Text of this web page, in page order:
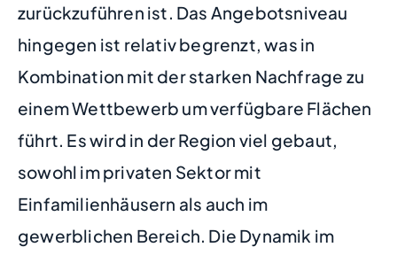
zurückzuführen ist. Das Angebotsniveau
hingegen ist relativ begrenzt, was in
Kombination mit der starken Nachfrage zu
einem Wettbewerb um verfügbare Flächen
führt. Es wird in der Region viel gebaut,
sowohl im privaten Sektor mit
Einfamilienhäusern als auch im
gewerblichen Bereich. Die Dynamik im